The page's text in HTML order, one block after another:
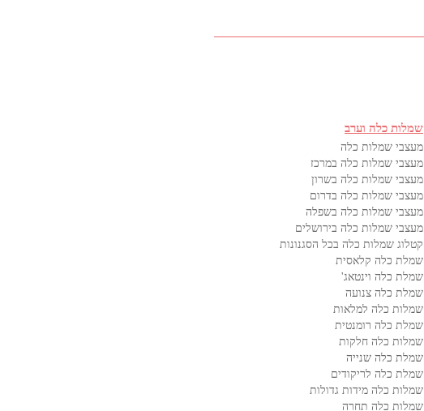
שמלות כלה וערב
מעצבי שמלות כלה
מעצבי שמלות כלה במרכז
מעצבי שמלות כלה בשרון
מעצבי שמלות כלה בדרום
מעצבי שמלות כלה בשפלה
מעצבי שמלות כלה בירושלים
קטלוג שמלות כלה בכל הסגנונות
שמלת כלה קלאסית
שמלת כלה וינטאג'
שמלת כלה צנועה
שמלות כלה למלאות
שמלת כלה רומנטית
שמלות כלה חלקות
שמלת כלה שנייה
שמלת כלה לריקודים
שמלות כלה מידות גדולות
שמלות כלה תחרה